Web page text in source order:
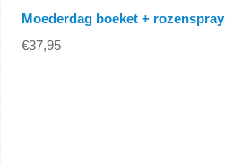
Moederdag boeket + rozenspray
€37,95